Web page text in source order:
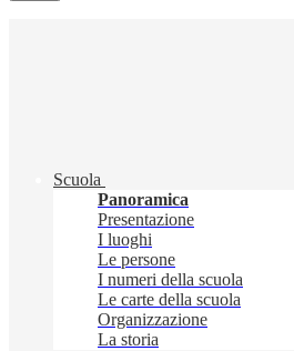
Scuola
Panoramica
Presentazione
I luoghi
Le persone
I numeri della scuola
Le carte della scuola
Organizzazione
La storia